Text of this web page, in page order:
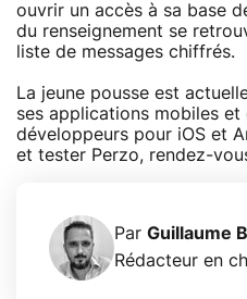
ouvrir un accès à sa base
du renseignement se
liste de messages chiffrés.
La jeune pousse est
ses applications mobiles
développeurs pour iOS et
et tester Perzo, rendez-
Par Guillaume
Rédacteur en